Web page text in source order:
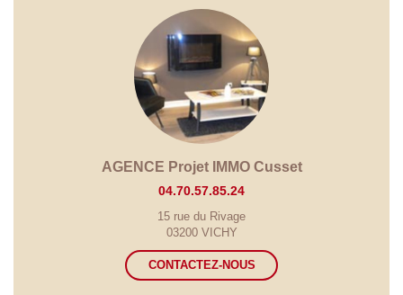
AGENCE Projet IMMO Cusset
04.70.57.85.24
15 rue du Rivage
03200 VICHY
CONTACTEZ-NOUS